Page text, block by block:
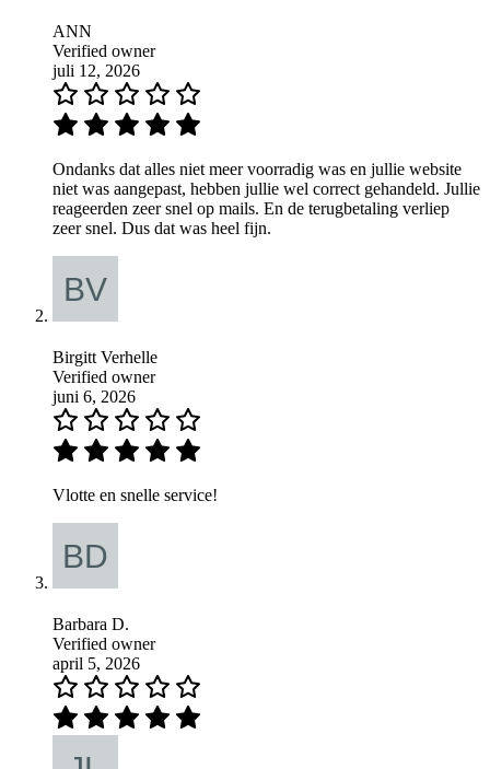
ANN
Verified owner
juli 12, 2026
Ondanks dat alles niet meer voorradig was en jullie website
niet was aangepast, hebben jullie wel correct gehandeld. Jullie
reageerden zeer snel op mails. En de terugbetaling verliep
zeer snel. Dus dat was heel fijn.
Birgitt Verhelle
Verified owner
juni 6, 2026
Vlotte en snelle service!
Barbara D.
Verified owner
april 5, 2026